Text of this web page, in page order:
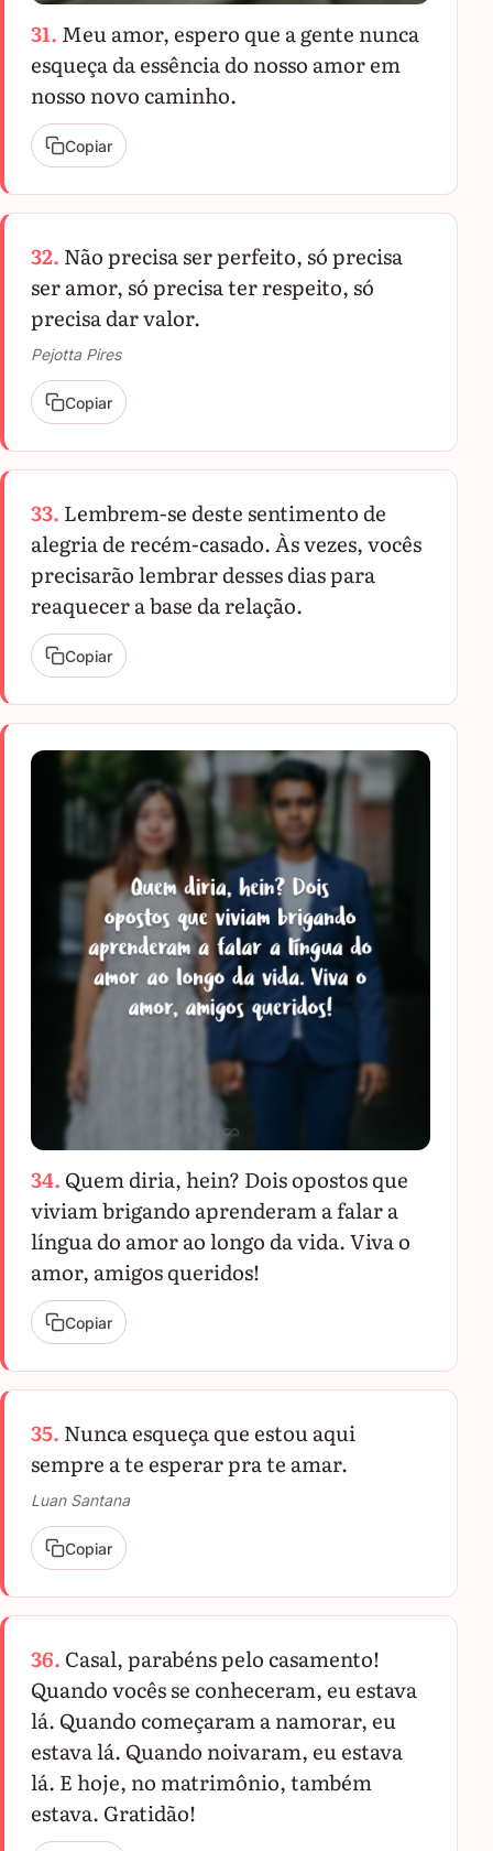
31. Meu amor, espero que a gente nunca
esqueça da essência do nosso amor em
nosso novo caminho.
Copiar
32. Não precisa ser perfeito, só precisa
ser amor, só precisa ter respeito, só
precisa dar valor.
Pejotta Pires
Copiar
33. Lembrem-se deste sentimento de
alegria de recém-casado. Às vezes, vocês
precisarão lembrar desses dias para
reaquecer a base da relação.
Copiar
34. Quem diria, hein? Dois opostos que
viviam brigando aprenderam a falar a
língua do amor ao longo da vida. Viva o
amor, amigos queridos!
Copiar
35. Nunca esqueça que estou aqui
sempre a te esperar pra te amar.
Luan Santana
Copiar
36. Casal, parabéns pelo casamento!
Quando vocês se conheceram, eu estava
lá. Quando começaram a namorar, eu
estava lá. Quando noivaram, eu estava
lá. E hoje, no matrimônio, também
estava. Gratidão!